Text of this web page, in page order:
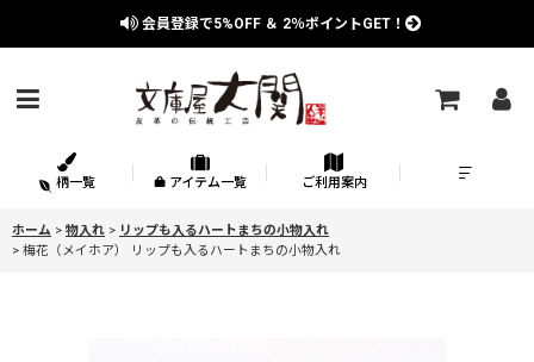
会員登録で5%OFF ＆ 2％ポイントGET！
柄一覧 アイテム一覧 ご利用案内
ホーム > 物入れ > リップも入るハートまちの小物入れ
> 梅花（メイホア） リップも入るハートまちの小物入れ